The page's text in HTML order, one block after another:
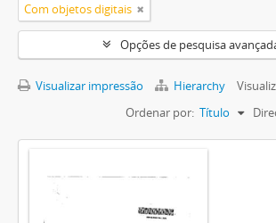
Com objetos digitais
Opções de pesquisa
Visualizar impressão Hierarchy
Ordenar por: Título